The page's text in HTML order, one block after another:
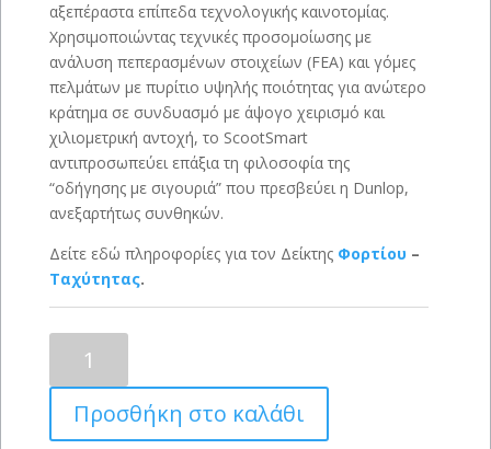
αξεπέραστα επίπεδα τεχνολογικής καινοτομίας.
Χρησιμοποιώντας τεχνικές προσομοίωσης με
ανάλυση πεπερασμένων στοιχείων (FEA) και γόμες
πελμάτων με πυρίτιο υψηλής ποιότητας για ανώτερο
κράτημα σε συνδυασμό με άψογο χειρισμό και
χιλιομετρική αντοχή, το ScootSmart
αντιπροσωπεύει επάξια τη φιλοσοφία της
“οδήγησης με σιγουριά” που πρεσβεύει η Dunlop,
ανεξαρτήτως συνθηκών.
Δείτε εδώ πληροφορίες για τον Δείκτης Φορτίου –
Ταχύτητας.
SCOOTSMART
130/70R16
(61S)Προσθήκη στο καλάθι